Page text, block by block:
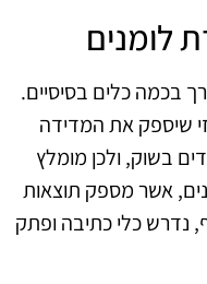
לומנים
בכמה כלים בסיסיים.
שיספק את המדידה
בשוק, ולכן מומלץ
אשר מספק תוצאות
נדרש כלי כתיבה ופתק